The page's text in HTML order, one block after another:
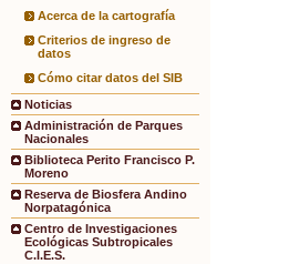
Acerca de la cartografía
Criterios de ingreso de
datos
Cómo citar datos del SIB
Noticias
Administración de Parques
Nacionales
Biblioteca Perito Francisco P.
Moreno
Reserva de Biosfera Andino
Norpatagónica
Centro de Investigaciones
Ecológicas Subtropicales
C.I.E.S.